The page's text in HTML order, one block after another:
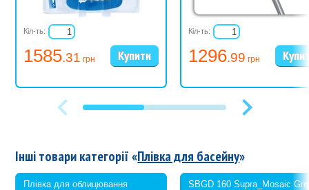
1585.31 грн
Кіл-ть:
1296.99 грн
Кіл-ть:
Інші товари категорії «Плівка для басейну»
Плівка для облицювання
SBGD 160 Supra_Mosaic